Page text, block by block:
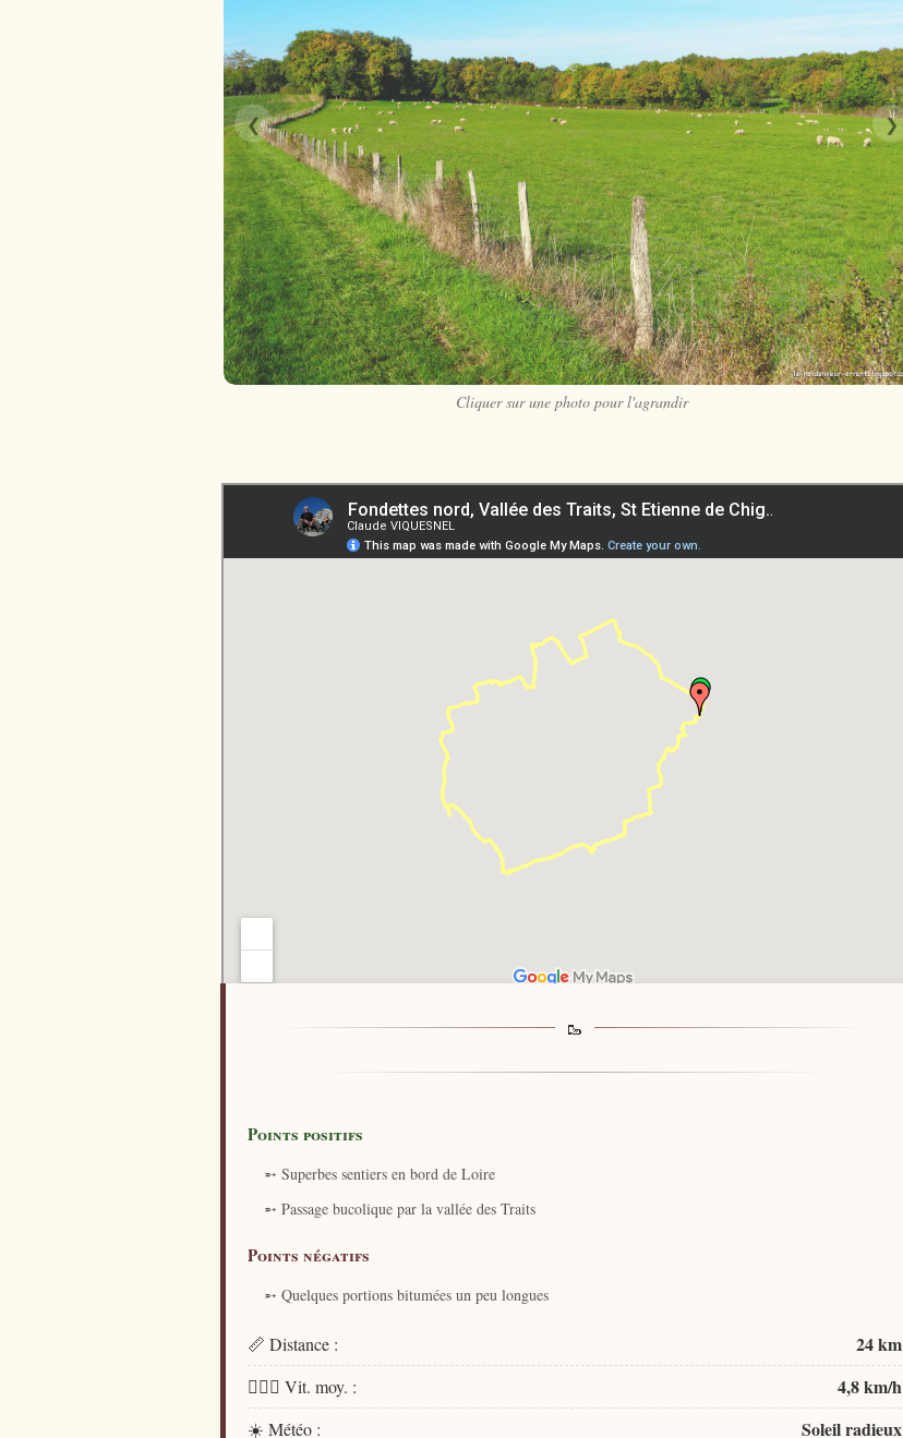
❮ ❯
Cliquer sur une photo pour l'agrandir
Points positifs
➵ Superbes sentiers en bord de Loire
➵ Passage bucolique par la vallée des Traits
Points négatifs
➵ Quelques portions bitumées un peu longues
📏 Distance : 24 km
🏃🏻‍♂️ Vit. moy. : 4,8 km/h
☀️ Météo : Soleil radieux